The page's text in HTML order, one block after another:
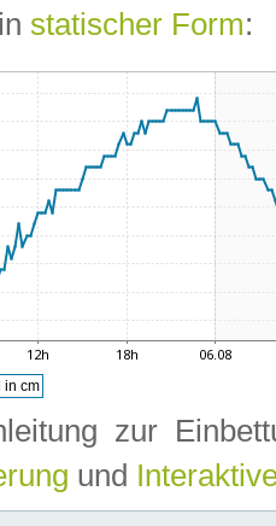
statischer Form:
zur
und